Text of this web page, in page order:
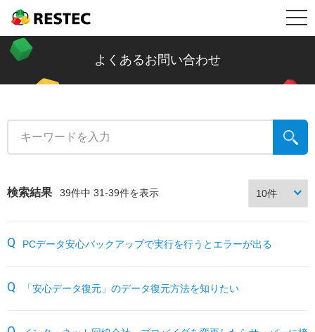
RESTEC
メ
ニ
ュ
ー
製品情報
リステック製品の特長
Restec Security System
DOBERMAN SYSTEM
リステックサポート付きPC
導入事例
建設業
介護福祉
新着記事一覧
企業の情報漏えい対策
サポート
DOBERMAN SYSTEM保証内容
リモート保守について
よくあるお問い合わせ
パートナーサイト
よくあるお問い合わせ
検索結果 39件中 31-39件を表示
PCデータ安心バックアップで実行を行うとエラーが出る
「安心データ復元」のデータ復元方法を知りたい